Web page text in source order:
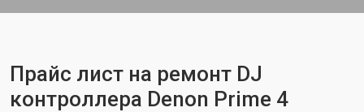
Прайс лист на ремонт DJ
контроллера Denon Prime 4